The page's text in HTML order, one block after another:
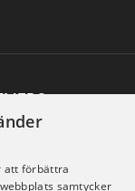
att förbättra
samtycker